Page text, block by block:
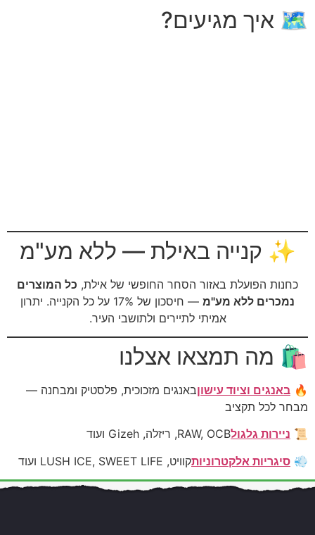
🗺️ איך מגיעים?
✨ קנייה באילת — ללא מע"מ
כחנות הפועלת באזור הסחר החופשי של אילת, כל המוצרים
נמכרים ללא מע"מ
— חיסכון של 17% על כל הקנייה. יתרון
אמיתי לתיירים ולתושבי העיר.
🛍️ מה תמצאו אצלנו
🔥 באנגים וציוד עישוןבאנגים מזכוכית, פלסטיק ומבחנה —
מבחר לכל תקציב
📜 ניירות גלגולRAW, OCB, ריזלה, Gizeh ועוד
💨 סיגריות אלקטרוניותקוויט, LUSH ICE, SWEET LIFE ועוד